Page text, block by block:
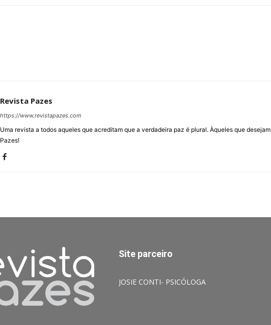
Revista Pazes
https://www.revistapazes.com
Uma revista a todos aqueles que acreditam que a verdadeira paz é plural. Àqueles que desejam
Pazes!
Site parceiro
JOSIE CONTI- PSICÓLOGA